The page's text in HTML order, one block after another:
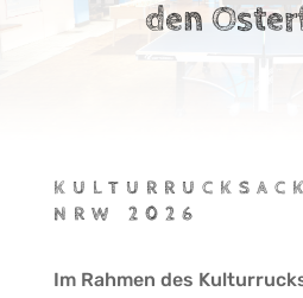
den
NRW 2026
Im Rahmen des